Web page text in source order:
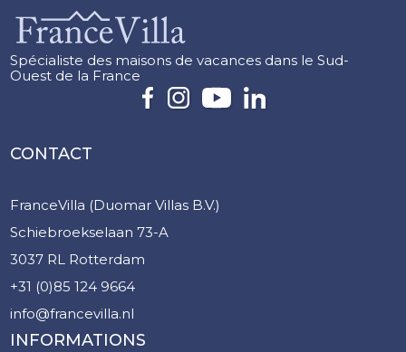
Spécialiste des maisons de vacances dans le Sud-
Ouest de la France
CONTACT
FranceVilla (Duomar Villas B.V.)
Schiebroekselaan 73-A
3037 RL Rotterdam
+31 (0)85 124 9664
info@francevilla.nl
INFORMATIONS